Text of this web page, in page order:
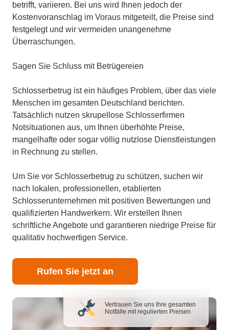
betrifft, variieren. Bei uns wird Ihnen jedoch der
Kostenvoranschlag im Voraus mitgeteilt, die Preise sind
festgelegt und wir vermeiden unangenehme
Überraschungen.
Sagen Sie Schluss mit Betrügereien
Schlosserbetrug ist ein häufiges Problem, über das viele
Menschen im gesamten Deutschland berichten.
Tatsächlich nutzen skrupellose Schlosserfirmen
Notsituationen aus, um Ihnen überhöhte Preise,
mangelhafte oder sogar völlig nutzlose Dienstleistungen
in Rechnung zu stellen.
Um Sie vor Schlosserbetrug zu schützen, suchen wir
nach lokalen, professionellen, etablierten
Schlosserunternehmen mit positiven Bewertungen und
qualifizierten Handwerkern. Wir erstellen Ihnen
schriftliche Angebote und garantieren niedrige Preise für
qualitativ hochwertigen Service.
Rufen Sie jetzt an
Vertrauen Sie uns Ihre gesamten
Notfälle mit regulierten Preisen